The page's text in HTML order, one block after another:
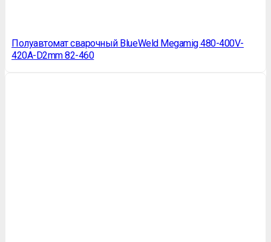
Полуавтомат сварочный BlueWeld Megamig 480-400V-
420A-D2mm 82-460